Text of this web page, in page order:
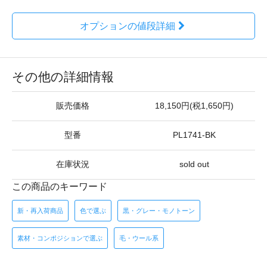
オプションの値段詳細
その他の詳細情報
販売価格 18,150円(税1,650円)
型番 PL1741-BK
在庫状況 sold out
この商品のキーワード
新・再入荷商品 色で選ぶ 黒・グレー・モノトーン
素材・コンポジションで選ぶ 毛・ウール系